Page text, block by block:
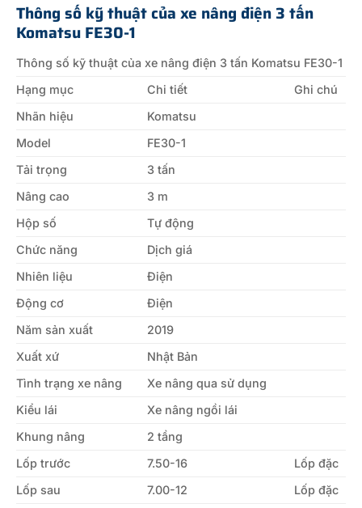
Thông số kỹ thuật của xe nâng điện 3 tấn
Komatsu FE30-1
Thông số kỹ thuật của xe nâng điện 3 tấn Komatsu FE30-1
Hạng mục
Chi tiết
Ghi chú
Nhãn hiệu
Komatsu
Model
FE30-1
Tải trọng
3 tấn
Nâng cao
3 m
Hộp số
Tự động
Chức năng
Dịch giá
Nhiên liệu
Điện
Động cơ
Điện
Năm sản xuất
2019
Xuất xứ
Nhật Bản
Tình trạng xe nâng
Xe nâng qua sử dụng
Kiểu lái
Xe nâng ngồi lái
Khung nâng
2 tầng
Lốp trước
7.50-16
Lốp đặc
Lốp sau
7.00-12
Lốp đặc